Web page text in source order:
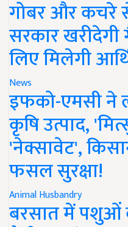
गोबर और कचरे
सरकार
लिए मिलेगी
News
इफको-एमसी ने
कृषि उत्पाद,
'नेक्सावेट',
फसल सुरक्षा!
Animal Husbandry
बरसात में पशुओं